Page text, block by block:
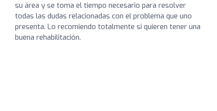
su área y se toma el tiempo necesario para resolver
todas las dudas relacionadas con el problema que uno
presenta. Lo recomiendo totalmente si quieren tener una
buena rehabilitación.